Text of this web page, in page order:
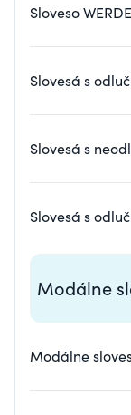
Sloveso
Slovesá s
Slovesá s
Slovesá s
Modálne
Modálne